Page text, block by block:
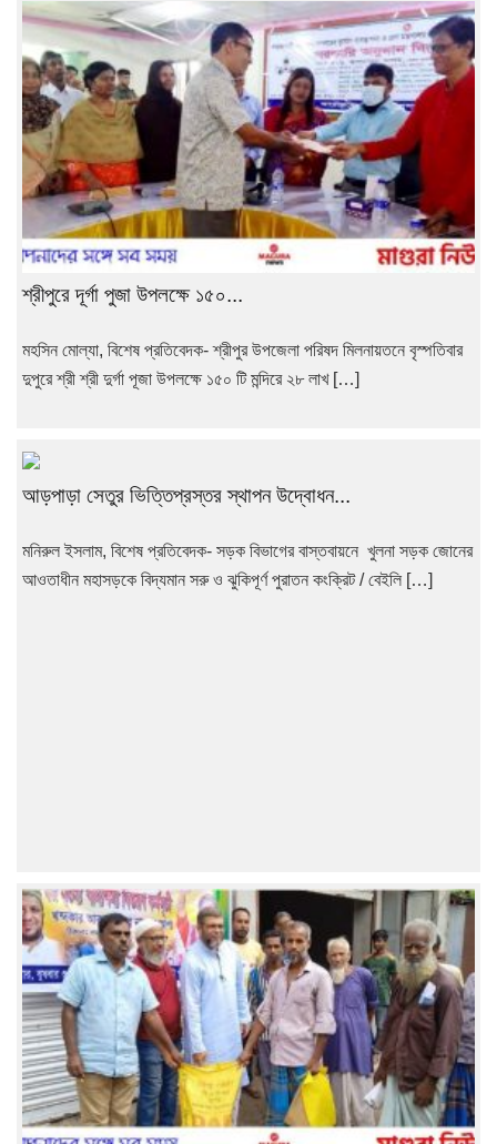
শ্রীপুরে দূর্গা পুজা উপলক্ষে ১৫০...
মহসিন মোল্যা, বিশেষ প্রতিবেদক- শ্রীপুর উপজেলা পরিষদ মিলনায়তনে বৃস্পতিবার
দুপুরে শ্রী শ্রী দুর্গা পূজা উপলক্ষে ১৫০ টি মন্দিরে ২৮ লাখ […]
আড়পাড়া সেতুর ভিত্তিপ্রস্তর স্থাপন উদ্বোধন...
মনিরুল ইসলাম, বিশেষ প্রতিবেদক- সড়ক বিভাগের বাস্তবায়নে খুলনা সড়ক জোনের
আওতাধীন মহাসড়কে বিদ্যমান সরু ও ঝুকিপূর্ণ পুরাতন কংক্রিট / বেইলি […]